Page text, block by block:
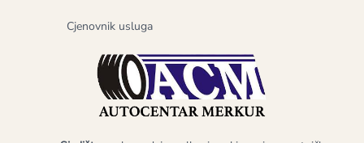
Cjenovnik usluga